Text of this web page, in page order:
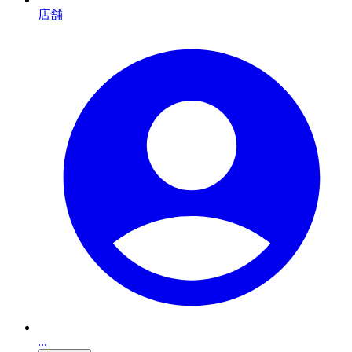
店舗
...